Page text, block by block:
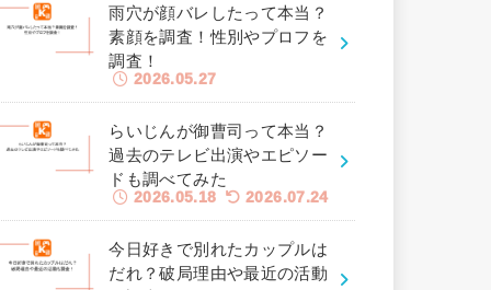
雨穴が顔バレしたって本当？
素顔を調査！性別やプロフを
調査！
2026.05.27
らいじんが御曹司って本当？
過去のテレビ出演やエピソー
ドも調べてみた
2026.05.18 2026.07.24
今日好きで別れたカップルは
だれ？破局理由や最近の活動